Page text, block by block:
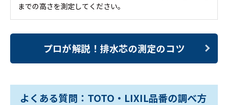
までの高さを測定してください。
プロが解説！ 排水芯の測定のコツ
よくある質問：TOTO・LIXIL品番の調べ方